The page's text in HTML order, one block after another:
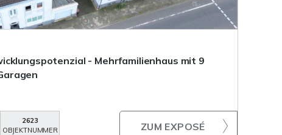
- Mehrfamilienhaus mit 9
2623
OBJEKTNUMMER
ZUM EXPOSÉ